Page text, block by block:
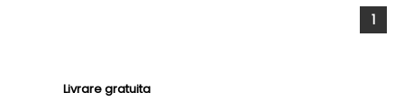
1
Livrare gratuita